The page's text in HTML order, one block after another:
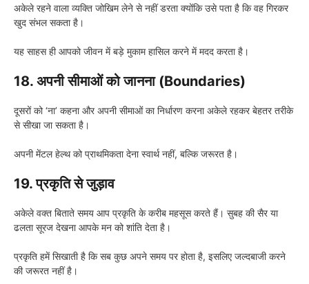
अकेले रहने वाला व्यक्ति जोखिम लेने से नहीं डरता क्योंकि उसे पता है कि वह गिरकर
खुद संभल सकता है।
यह साहस ही आपको जीवन में बड़े मुकाम हासिल करने में मदद करता है।
18. अपनी सीमाओं को जानना (Boundaries)
दूसरों को ‘ना’ कहना और अपनी सीमाओं का निर्धारण करना अकेले रहकर बेहतर तरीके
से सीखा जा सकता है।
अपनी मेंटल हेल्थ को प्राथमिकता देना स्वार्थ नहीं, बल्कि जरूरत है।
19. प्रकृति से जुड़ाव
अकेले वक्त बिताते समय आप प्रकृति के करीब महसूस करते हैं। सुबह की सैर या
ढलता सूरज देखना आपके मन को शांति देता है।
प्रकृति हमें सिखाती है कि सब कुछ अपने समय पर होता है, इसलिए जल्दबाजी करने
की जरूरत नहीं है।